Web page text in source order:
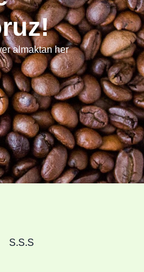
almaktan her
S.S.S